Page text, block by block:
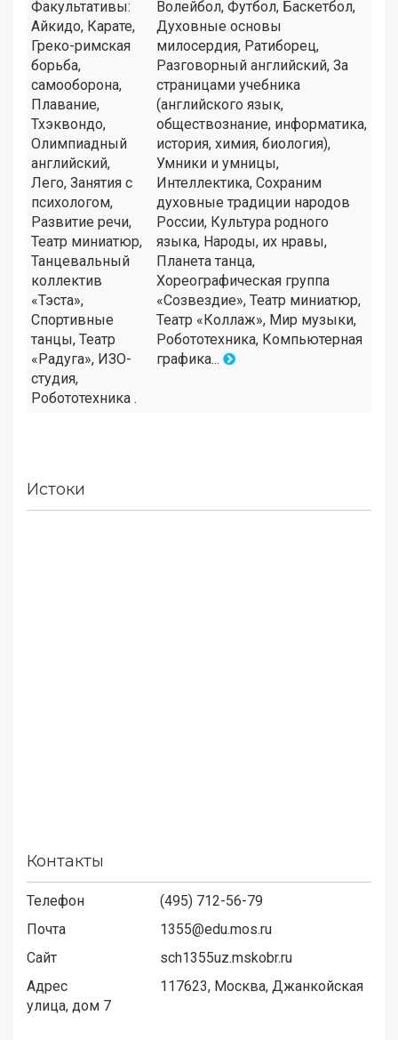
Факультативы:
Айкидо, Карате,
Греко-римская
борьба,
самооборона,
Плавание,
Тхэквондо,
Олимпиадный
английский,
Лего, Занятия с
психологом,
Развитие речи,
Театр миниатюр,
Танцевальный
коллектив
«Тэста»,
Спортивные
танцы, Театр
«Радуга», ИЗО-
студия,
Робототехника .
Волейбол, Футбол, Баскетбол,
Духовные основы
милосердия, Ратиборец,
Разговорный английский, За
страницами учебника
(английского язык,
обществознание, информатика,
история, химия, биология),
Умники и умницы,
Интеллектика, Сохраним
духовные традиции народов
России, Культура родного
языка, Народы, их нравы,
Планета танца,
Хореографическая группа
«Созвездие», Театр миниатюр,
Театр «Коллаж», Мир музыки,
Робототехника, Компьютерная
графика...
Истоки
Контакты
Телефон
(495) 712-56-79
Почта
1355@edu.mos.ru
Сайт
sch1355uz.mskobr.ru
Адрес
117623, Москва, Джанкойская
улица, дом 7